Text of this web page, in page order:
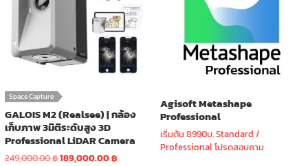
be
chosen
on
the
product
Space Capture
GALOIS M2 (Realsee) | กล้อง
เก็บภาพ 3มิติระดับสูง 3D
Professional LiDAR Camera
249,000.00฿Original
189,000.00฿Current
Agisoft Metashape
Professional
เริ่มต้น 8990บ. Standard /
Professional โปรดสอบถาม